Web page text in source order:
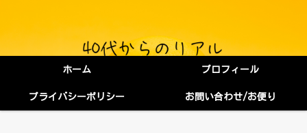
ホーム プロフィール
プライバシーポリシー お問い合わせ/お便り